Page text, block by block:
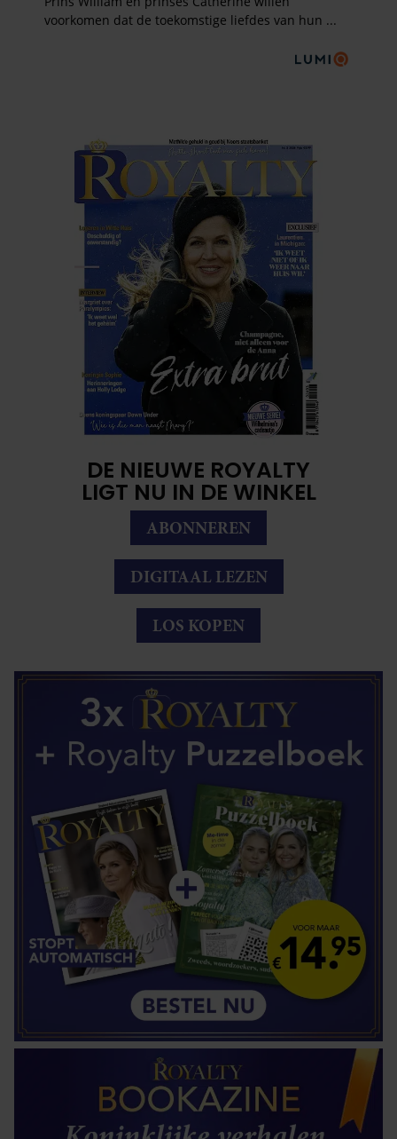
DE NIEUWE ROYALTY
LIGT NU IN DE WINKEL
ABONNEREN
DIGITAAL LEZEN
LOS KOPEN